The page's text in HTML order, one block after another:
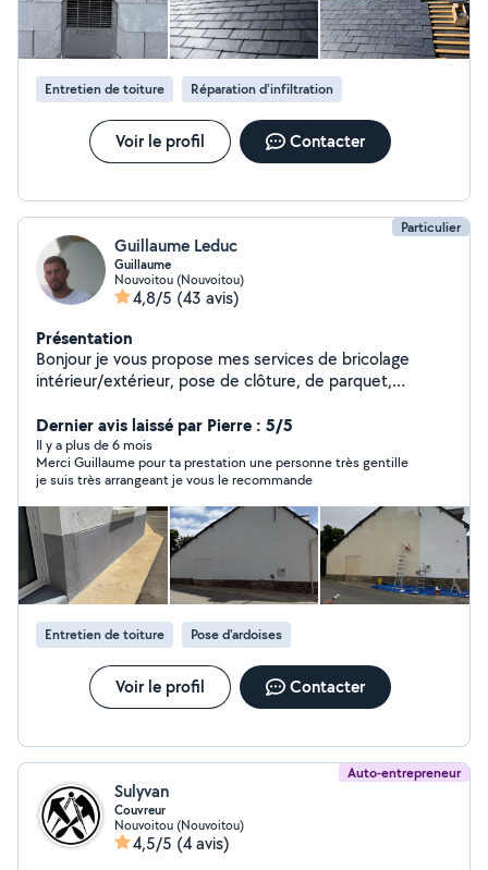
Entretien de toiture Réparation d'infiltration
Voir le profil Contacter
Particulier
Guillaume Leduc
Guillaume
Nouvoitou (Nouvoitou)
4,8/5 (43 avis)
Présentation
Bonjour je vous propose mes services de bricolage
intérieur/extérieur, pose de clôture, de parquet,
dans le bâtiment depuis 15ans. N'hésitez pas si vous
avez plus de questions A bientôt
Dernier avis laissé par Pierre : 5/5
Il y a plus de 6 mois
Merci Guillaume pour ta prestation une personne très gentille
je suis très arrangeant je vous le recommande
Entretien de toiture Pose d'ardoises
Voir le profil Contacter
Auto-entrepreneur
Sulyvan
Couvreur
Nouvoitou (Nouvoitou)
4,5/5 (4 avis)